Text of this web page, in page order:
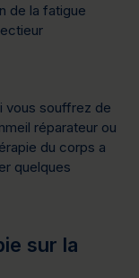
de la fatigue
vous souffrez de
réparateur ou
du corps a
quelques
sur la